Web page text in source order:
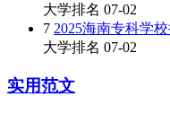
大学排名 07-02
7 2025海南专科学
大学排名 07-02
实用范文